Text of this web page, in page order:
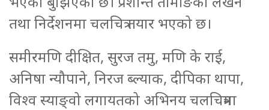
तथा निर्देशनमा चलचित्र तयार भएको छ।
समीरमणि दीक्षित, सुरज तमु, मणि के राई,
अनिषा न्यौपाने, निरज ब्ल्याक, दीपिका थापा,
विश्व स्याङ्वो लगायतको अभिनय चलचित्रमा